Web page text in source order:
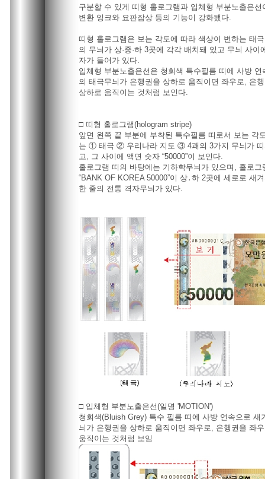
구분할 수 있게 띠형 홀로그램과 입체형 부분노출은
변환 잉크와 요판잠상 등의 기능이 강화됐다.
띠형 홀로그램은 보는 각도에 따라 색상이 변하는 태
의 무늬가 상·중·하 3곳에 각각 배치돼 있고 무늬 사이
자가 들어가 있다.
입체형 부분노출은선은 청회색 특수필름 띠에 사방
의 태극무늬가 은행권을 상하로 움직이면 좌우로, 은
상하로 움직이는 것처럼 보인다.
□ 띠형 홀로그램(hologram stripe)
앞면 왼쪽 끝 부분에 부착된 특수필름 띠로서 보는 각
는 ① 태극 ② 우리나라 지도 ③ 4괘의 3가지 무늬가 띠
고, 그 사이에 액면 숫자 “50000”이 보인다.
홀로그램 띠의 바탕에는 기하학무늬가 있으며, 홀로그
“BANK OF KOREA 50000”이 상․하 2곳에 세로로 새
한 줄의 전통 격자무늬가 있다.
□ 입체형 부분노출은선(일명 'MOTION')
청회색(Bluish Grey) 특수 필름 띠에 사방 연속으로 새
늬가 은행권을 상하로 움직이면 좌우로, 은행권을 좌
움직이는 것처럼 보임